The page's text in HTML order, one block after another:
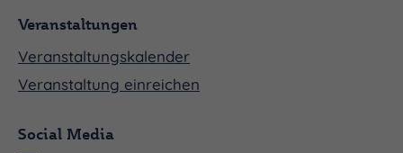
Veranstaltungen
Veranstaltungskalender
Veranstaltung einreichen
Social Media